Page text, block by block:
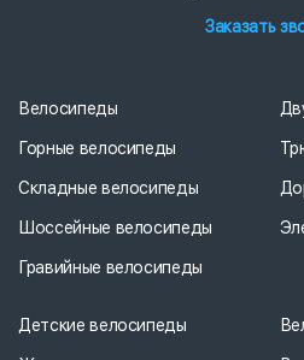
Заказать
Велосипеды
Горные велосипеды
Складные велосипеды
Шоссейные велосипеды
Гравийные велосипеды
Детские велосипеды